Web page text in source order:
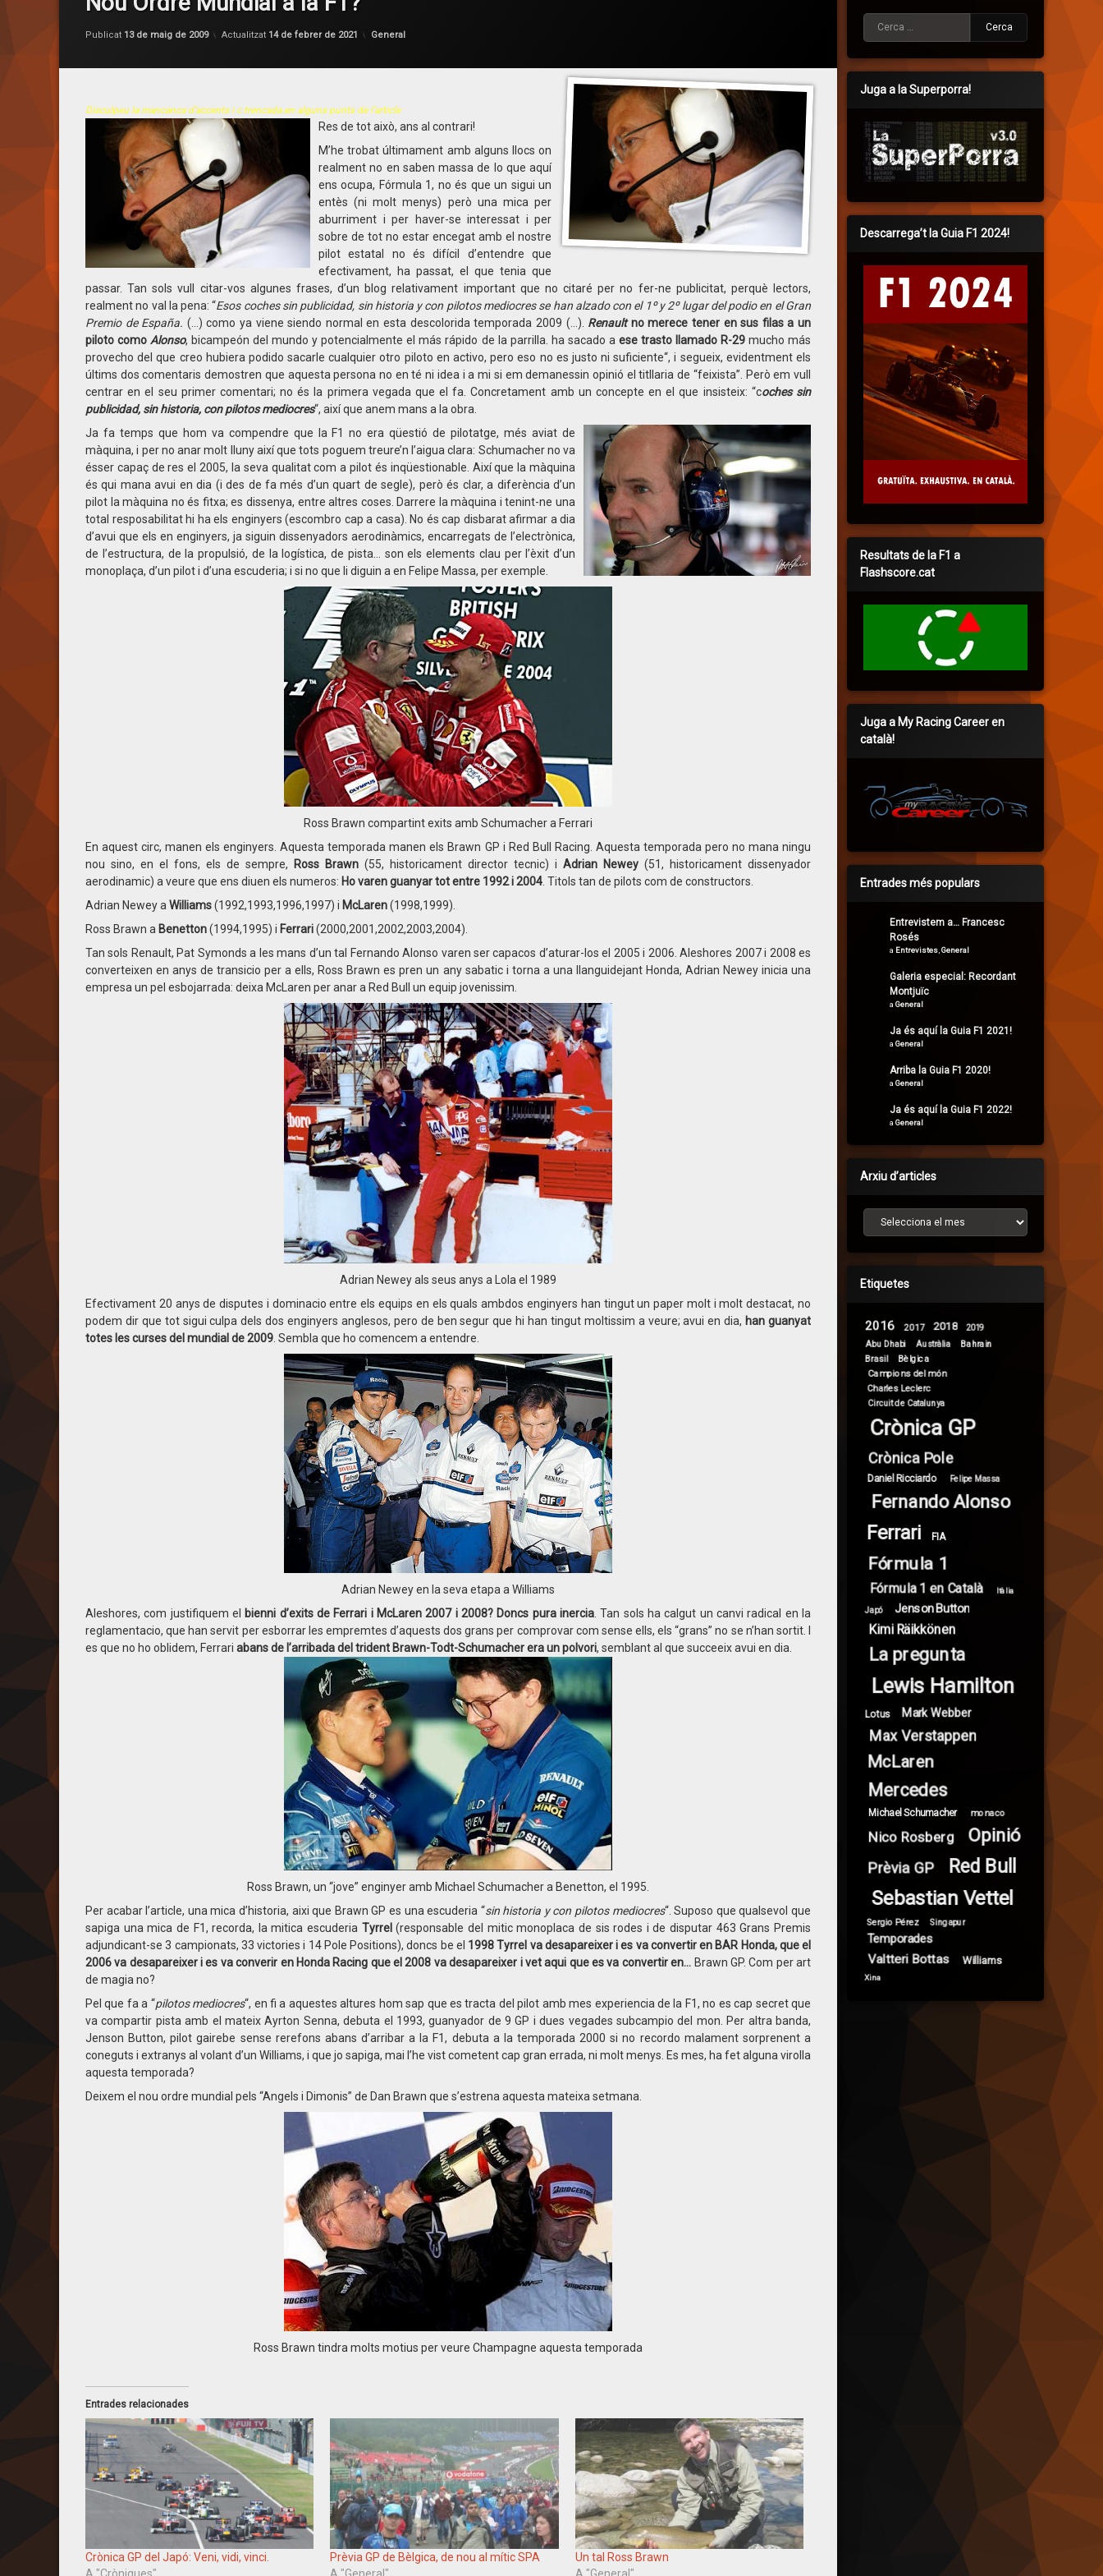
Publicat 13 de maig de 2009 Actualitzat 14 de febrer de 2021
per F1 en Català
Categories:
General
Disculpeu la mancanca d’accents i c trencada en alguns punts de l’article
Res de tot això, ans al contrari!
M’he trobat últimament amb alguns llocs on
realment no en saben massa de lo que aquí
ens ocupa, Fórmula 1, no és que un sigui un
entès (ni molt menys) però una mica per
aburriment i per haver-se interessat i per
sobre de tot no estar encegat amb el nostre
pilot estatal no és difícil d’entendre que
efectivament, ha passat, el que tenia que
passar. Tan sols vull citar-vos algunes frases, d’un blog relativament important que no citaré per no fer-ne publicitat, perquè lectors,
realment no val la pena: “Esos coches sin publicidad, sin historia y con pilotos mediocres se han alzado con el 1º y 2º lugar del podio en elGran
Premio de España. (…)como ya viene siendo normal en esta descolorida temporada 2009 (…). Renaultno merece tener en sus filas a un
piloto comoAlonso, bicampeón del mundo y potencialmente el más rápido de la parrilla. ha sacado a ese trasto llamado R-29mucho más
provecho del que creo hubiera podido sacarle cualquier otro piloto en activo, pero eso no es justo ni suficiente“, i segueix, evidentment els
últims dos comentaris demostren que aquesta persona no en té ni idea i a mi si em demanessin opinió el titllaria de “feixista”. Però em vull
centrar en el seu primer comentari; no és la primera vegada que el fa. Concretament amb un concepte en el que insisteix: “coches sin
publicidad, sin historia, con pilotos mediocres“, així que anem mans a la obra.
Ja fa temps que hom va compendre que la F1 no era qüestió de pilotatge, més aviat de
màquina, i per no anar molt lluny així que tots poguem treure’n l’aigua clara: Schumacher no va
ésser capaç de res el 2005, la seva qualitat com a pilot és inqüestionable. Així que la màquina
és qui mana avui en dia (i des de fa més d’un quart de segle), però és clar, a diferència d’un
pilot la màquina no és fitxa; es dissenya, entre altres coses. Darrere la màquina i tenint-ne una
total resposabilitat hi ha els enginyers (escombro cap a casa). No és cap disbarat afirmar a dia
d’avui que els en enginyers, ja siguin dissenyadors aerodinàmics, encarregats de l’electrònica,
de l’estructura, de la propulsió, de la logística, de pista… son els elements clau per l’èxit d’un
monoplaça, d’un pilot i d’una escuderia; i si no que li diguin a en Felipe Massa, per exemple.
Ross Brawn compartint exits amb Schumacher a Ferrari
En aquest circ, manen els enginyers. Aquesta temporada manen els Brawn GP i Red Bull Racing. Aquesta temporada pero no mana ningu
nou sino, en el fons, els de sempre,
Ross Brawn (55, historicament director tecnic) i Adrian Newey (51, historicament dissenyador
aerodinamic) a veure que ens diuen els numeros: Ho varen guanyar tot entre 1992 i 2004 . Titols tan de pilots com de constructors.
Adrian Newey a Williams(1992,1993,1996,1997) i McLaren(1998,1999).
Ross Brawn a Benetton(1994,1995) i Ferrari(2000,2001,2002,2003,2004).
Tan sols Renault, Pat Symonds a les mans d’un tal Fernando Alonso varen ser capacos d’aturar-los el 2005 i 2006. Aleshores 2007 i 2008 es
converteixen en anys de transicio per a ells, Ross Brawn es pren un any sabatic i torna a una llanguidejant Honda, Adrian Newey inicia una
empresa un pel esbojarrada: deixa McLaren per anar a Red Bull un equip jovenissim.
Adrian Newey als seus anys a Lola el 1989
Efectivament 20 anys de disputes i dominacio entre els equips en els quals ambdos enginyers han tingut un paper molt i molt destacat, no
podem dir que tot sigui culpa dels dos enginyers anglesos, pero de ben segur que hi han tingut moltissim a veure; avui en dia, han guanyat
totes les curses del mundial de 2009 . Sembla que ho comencem a entendre.
Adrian Newey en la seva etapa a Williams
Aleshores, com justifiquem el
bienni d’exits de Ferrari i McLaren 2007 i 2008? Doncs pura inercia . Tan sols ha calgut un canvi radical en la
reglamentacio, que han servit per esborrar les empremtes d’aquests dos grans per comprovar com sense ells, els “grans” no se n’han sortit. I
es que no ho oblidem, Ferrari abans de l’arribada del trident Brawn-Todt-Schumacher era un polvori, semblant al que succeeix avui en dia.
Ross Brawn, un “jove” enginyer amb Michael Schumacher a Benetton, el 1995.
Per acabar l’article, una mica d’historia, aixi que Brawn GP es una escuderia “sin historia y con pilotos mediocres“. Suposo que qualsevol que
sapiga una mica de F1, recorda, la mitica escuderia Tyrrel (responsable del mitic monoplaca de sis rodes i de disputar 463 Grans Premis
adjundicant-se 3 campionats, 33 victories i 14 Pole Positions), doncs be el 1998 Tyrrel va desapareixer i es va convertir en BAR Honda, que el
2006 va desapareixer i es va converir en Honda Racing que el 2008 va desapareixer i vet aqui que es va convertir en… Brawn GP. Com per art
de magia no?
Pel que fa a “pilotos mediocres“, en fi a aquestes altures hom sap que es tracta del pilot amb mes experiencia de la F1, no es cap secret que
va compartir pista amb el mateix Ayrton Senna, debuta el 1993, guanyador de 9 GP i dues vegades subcampio del mon. Per altra banda,
Jenson Button, pilot gairebe sense rerefons abans d’arribar a la F1, debuta a la temporada 2000 si no recordo malament sorprenent a
coneguts i extranys al volant d’un Williams, i que jo sapiga, mai l’he vist cometent cap gran errada, ni molt menys. Es mes, ha fet alguna virolla
aquesta temporada?
Deixem el nou ordre mundial pels “Angels i Dimonis” de Dan Brawn que s’estrena aquesta mateixa setmana.
Ross Brawn tindra molts motius per veure Champagne aquesta temporada
Entrades relacionades
Crònica GP del Japó: Veni, vidi, vinci.
Prèvia GP de Bèlgica, de nou al mític SPA
Un tal Ross Brawn
Juga a la Superporra!
Descarrega’t la Guia F1 2024!
Resultats de la F1 a
Flashscore.cat
Juga a My Racing Career en
català!
Entrades més populars
Entrevistem a… Francesc
Rosés
a Entrevistes General
Galeria especial: Recordant
Montjuïc
a General
Ja és aquí la Guia F1 2021!
a General
Arriba la Guia F1 2020!
a General
Ja és aquí la Guia F1 2022!
a General
Arxiu d’articles
Arxiu d’articles
Etiquetes
2016 2017 2018 2019
Abu Dhabi Austràlia
Bahrain
Brasil
Bèlgica
Campions del món
Charles Leclerc
Circuit de Catalunya
Crònica GP
Crònica Pole
Daniel Ricciardo Felipe Massa
Fernando Alonso
Ferrari FIA
Fórmula 1
Fórmula 1 en Català Itàlia
Japó Jenson Button
Kimi Räikkönen
La pregunta
Lewis Hamilton
Lotus Mark Webber
Max Verstappen
McLaren
Mercedes
Michael Schumacher monaco
Nico Rosberg Opinió
Prèvia GP Red Bull
Sebastian Vettel
Sergio Pérez Singapur
Temporades
Valtteri Bottas Williams
Xina